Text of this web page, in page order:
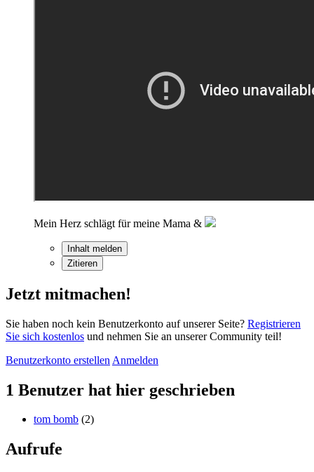
Mein Herz schlägt für meine Mama &
Inhalt melden
Zitieren
Jetzt mitmachen!
Sie haben noch kein Benutzerkonto auf unserer Seite? Registrieren
Sie sich kostenlos und nehmen Sie an unserer Community teil!
Benutzerkonto erstellen Anmelden
1 Benutzer hat hier geschrieben
tom bomb (2)
Aufrufe